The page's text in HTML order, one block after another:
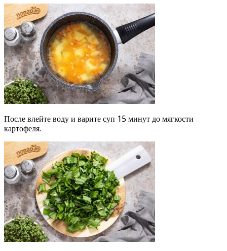
После влейте воду и варите суп 15 минут до мягкости
картофеля.